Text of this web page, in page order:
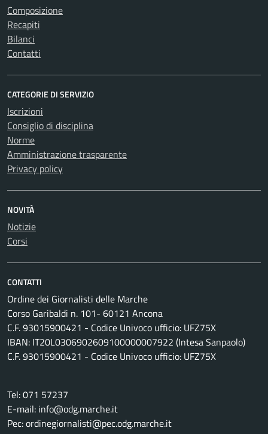
Composizione
Recapiti
Bilanci
Contatti
CATEGORIE DI SERVIZIO
Iscrizioni
Consiglio di disciplina
Norme
Amministrazione trasparente
Privacy policy
NOVITÀ
Notizie
Corsi
CONTATTI
Ordine dei Giornalisti delle Marche
Corso Garibaldi n. 101- 60121 Ancona
C.F. 93015900421 - Codice Univoco ufficio: UFZ75X
IBAN: IT20L0306902609100000007922 (Intesa Sanpaolo)
C.F. 93015900421 - Codice Univoco ufficio: UFZ75X
Tel: 071 57237
E-mail: info@odg.marche.it
Pec: ordinegiornalisti@pec.odg.marche.it